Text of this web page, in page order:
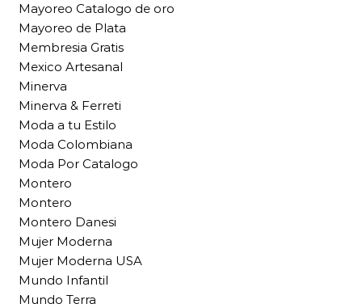
Mayoreo Catalogo de oro
Mayoreo de Plata
Membresia Gratis
Mexico Artesanal
Minerva
Minerva & Ferreti
Moda a tu Estilo
Moda Colombiana
Moda Por Catalogo
Montero
Montero
Montero Danesi
Mujer Moderna
Mujer Moderna USA
Mundo Infantil
Mundo Terra